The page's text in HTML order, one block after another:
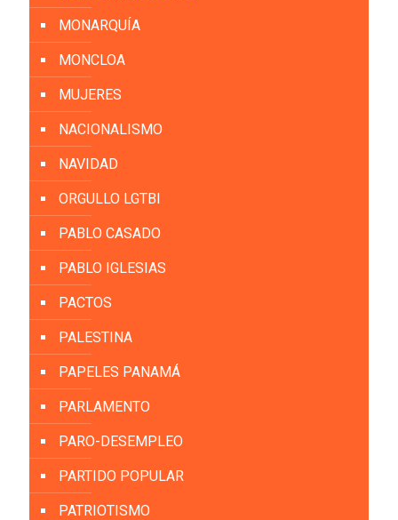
MONARQUÍA
MONCLOA
MUJERES
NACIONALISMO
NAVIDAD
ORGULLO LGTBI
PABLO CASADO
PABLO IGLESIAS
PACTOS
PALESTINA
PAPELES PANAMÁ
PARLAMENTO
PARO-DESEMPLEO
PARTIDO POPULAR
PATRIOTISMO